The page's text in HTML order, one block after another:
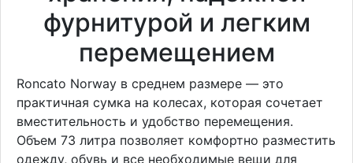
фурнитурой и легким
перемещением
Roncato Norway в среднем размере — это
практичная сумка на колесах, которая сочетает
вместительность и удобство перемещения.
Объем 73 литра позволяет комфортно разместить
одежду, обувь и все необходимые вещи для